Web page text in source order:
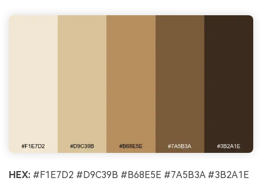
HEX: #F1E7D2 #D9C39B #B68E5E #7A5B3A #3B2A1E